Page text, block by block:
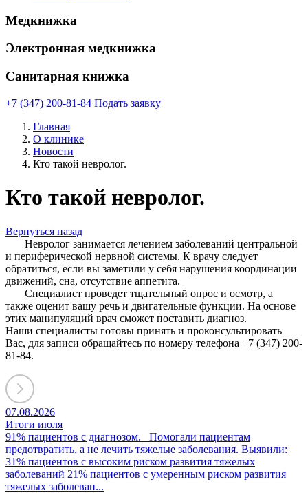
Медкнижка
Электронная медкнижка
Санитарная книжка
+7 (347) 200-81-84 Подать заявку
Главная
О клинике
Новости
Кто такой невролог.
Кто такой невролог.
Вернуться назад
Невролог занимается лечением заболеваний центральной
и периферической нервной системы. К врачу следует
обратиться, если вы заметили у себя нарушения координации
движений, сна, отсутствие аппетита.
Специалист проведет тщательный опрос и осмотр, а
также оценит вашу речь и двигательные функции. На основе
этих манипуляций врач сможет поставить диагноз.
Наши специалисты готовы принять и проконсультировать
Вас, для записи обращайтесь по номеру телефона +7 (347) 200-
81-84.
07.08.2026
Итоги июля
91% пациентов с диагнозом. Помогали пациентам
предотвратить, а не лечить тяжелые заболевания. Выявили:
31% пациентов с высоким риском развития тяжелых
заболеваний 21% пациентов с умеренным риском развития
тяжелых заболеван...